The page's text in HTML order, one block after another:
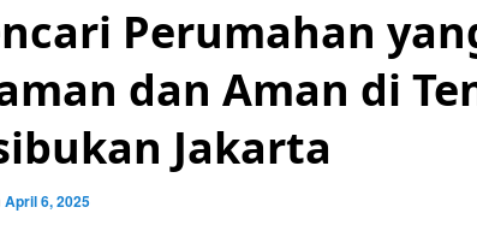
Perumahan
dan Aman di
Jakarta
April 6, 2025